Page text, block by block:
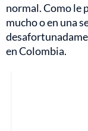
normal. Como le
mucho o en una
en Colombia.